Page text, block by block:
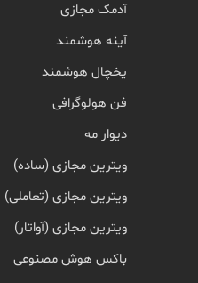
آدمک مجازی
آینه هوشمند
یخچال هوشمند
فن هولوگرافی
دیوار مه
ویترین مجازی (ساده)
ویترین مجازی (تعاملی)
ویترین مجازی (آواتار)
باکس هوش مصنوعی